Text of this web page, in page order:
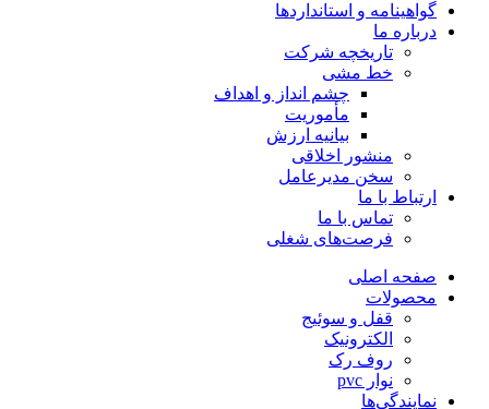
گواهینامه و استانداردها
درباره ما
تاریخچه شرکت
خط مشی
چشم انداز و اهداف
مأموریت
بیانیه ارزش
منشور اخلاقی
سخن مدیرعامل
ارتباط با ما
تماس با ما
فرصت‌های شغلی
صفحه اصلی
محصولات
قفل و سوئیج
الکترونیک
روف رک
نوار pvc
نمایندگی‌ها